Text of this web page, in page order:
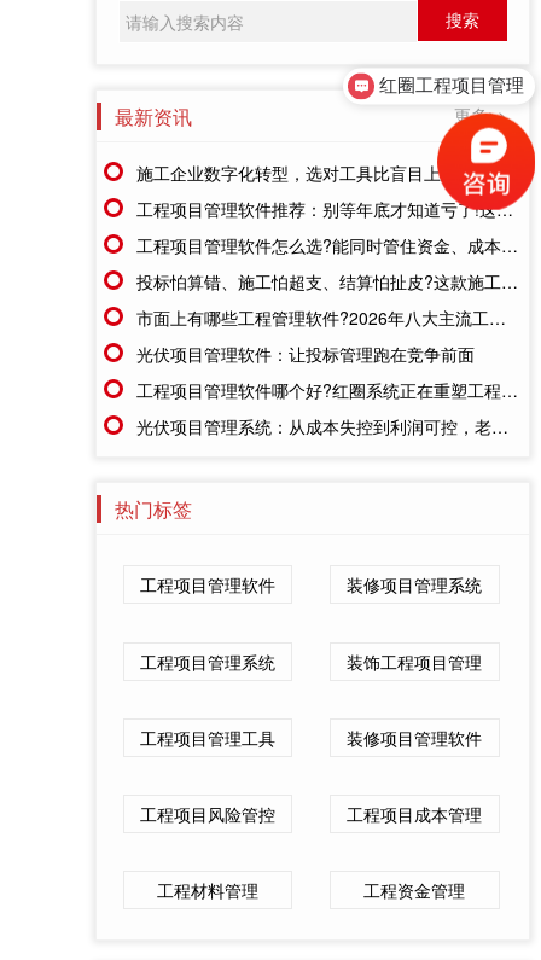
最新资讯 更多>>
施工企业数字化转型，选对工具比盲目上系统更重要
工程项目管理软件推荐：别等年底才知道亏了!这套系统让每一分钱都有迹可循
工程项目管理软件怎么选?能同时管住资金、成本、进度的才靠谱
投标怕算错、施工怕超支、结算怕扯皮?这款施工成本管理系统一招全解决
市面上有哪些工程管理软件?2026年八大主流工具深度盘点
光伏项目管理软件：让投标管理跑在竞争前面
工程项目管理软件哪个好?红圈系统正在重塑工程企业的"数字大脑"
光伏项目管理系统：从成本失控到利润可控，老板只需做对一步
热门标签
工程项目管理软件 装修项目管理系统
工程项目管理系统 装饰工程项目管理
工程项目管理工具 装修项目管理软件
工程项目风险管控 工程项目成本管理
工程材料管理 工程资金管理
红圈工程项目管理